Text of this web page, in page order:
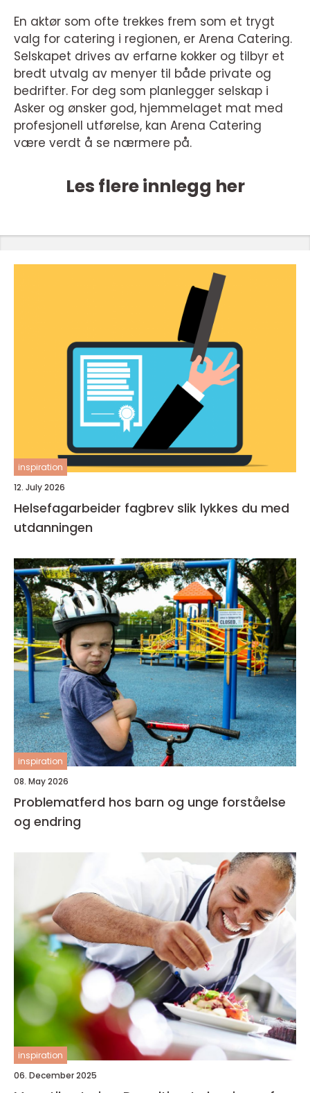
En aktør som ofte trekkes frem som et trygt
valg for catering i regionen, er Arena Catering.
Selskapet drives av erfarne kokker og tilbyr et
bredt utvalg av menyer til både private og
bedrifter. For deg som planlegger selskap i
Asker og ønsker god, hjemmelaget mat med
profesjonell utførelse, kan Arena Catering
være verdt å se nærmere på.
Les flere innlegg her
inspiration
12. July 2026
Helsefagarbeider fagbrev slik lykkes du med
utdanningen
inspiration
08. May 2026
Problematferd hos barn og unge forståelse
og endring
inspiration
06. December 2025